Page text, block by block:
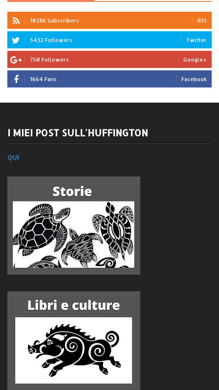
10286 Subscribers RSS
5432 Followers Twitter
750 Followers Google+
1664 Fans Facebook
I MIEI POST SULL'HUFFINGTON
QUI